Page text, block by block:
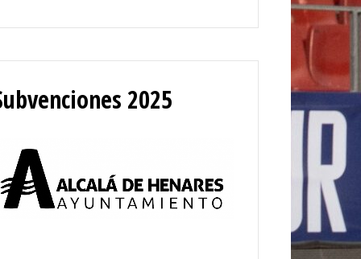
2025